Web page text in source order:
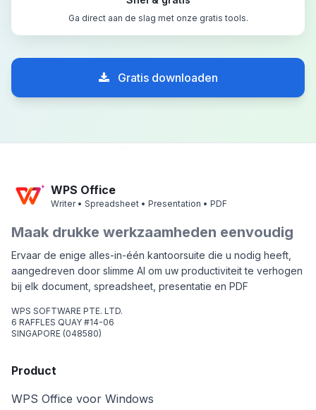
Ga direct aan de slag met onze gratis tools.
Gratis downloaden
WPS Office
Writer • Spreadsheet • Presentation • PDF
Maak drukke werkzaamheden eenvoudig
Ervaar de enige alles-in-één kantoorsuite die u nodig heeft,
aangedreven door slimme AI om uw productiviteit te verhogen
bij elk document, spreadsheet, presentatie en PDF
WPS SOFTWARE PTE. LTD.
6 RAFFLES QUAY #14-06
SINGAPORE (048580)
Product
WPS Office voor Windows